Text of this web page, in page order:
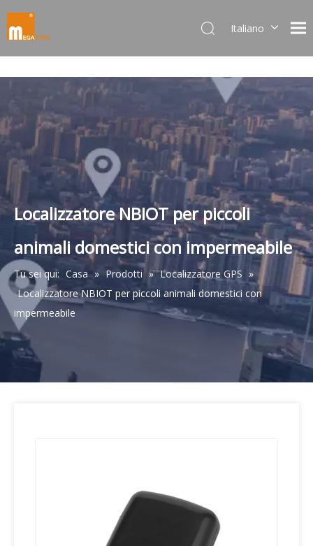
Italiano
한국어
日本語
Deutsch
Português
Español
Français
English
Localizzatore NBIOT per piccoli
animali domestici con impermeabile
Tu sei qui: Casa » Prodotti » Localizzatore GPS »
Localizzatore NBIOT per piccoli animali domestici con
impermeabile